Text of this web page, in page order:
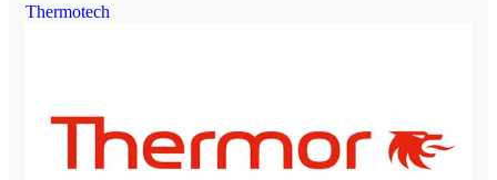
Thermotech